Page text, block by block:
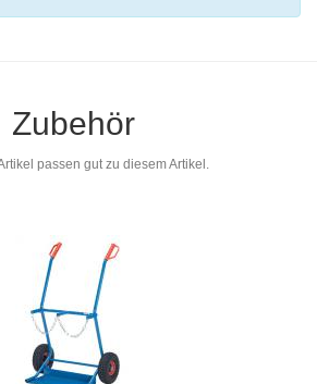
Zubehör
passen gut zu diesem Artikel.